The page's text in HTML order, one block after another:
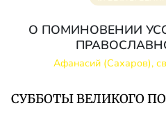
О ПОМИНОВЕНИИ
Афанасий (Сахаров),
СУББОТЫ ВЕЛИКОГО